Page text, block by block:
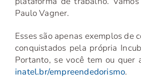
Paulo Vagner.
Esses são apenas exemplos de
conquistados pela própria
Portanto, se você tem ou quer
inatel.br/empreendedorismo.